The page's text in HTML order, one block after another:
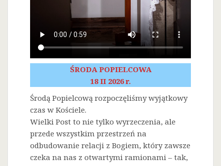
ŚRODA POPIELCOWA
18 II 2026 r.
Środą Popielcową rozpoczęliśmy wyjątkowy
czas w Kościele.
Wielki Post to nie tylko wyrzeczenia, ale
przede wszystkim przestrzeń na
odbudowanie relacji z Bogiem, który zawsze
czeka na nas z otwartymi ramionami – tak,